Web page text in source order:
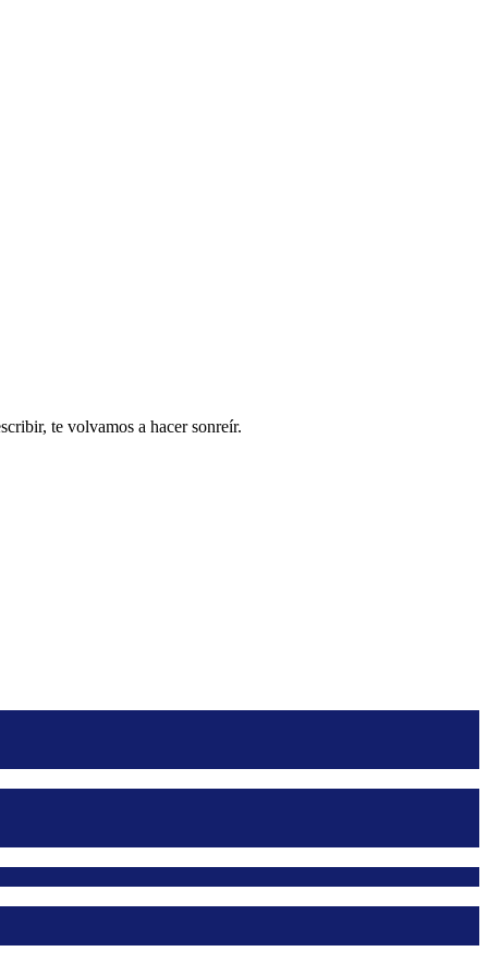
te volvamos a hacer sonreír.